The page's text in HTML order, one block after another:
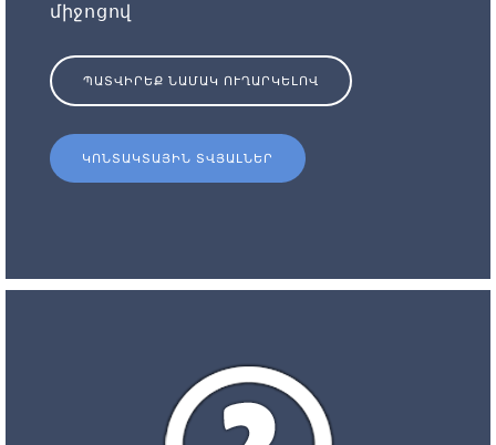
միջոցով
ՊԱՏՎԻՐԵՔ ՆԱՄԱԿ ՈՒՂԱՐԿԵԼՈՎ
ԿՈՆՏԱԿՏԱՅԻՆ ՏՎՅԱԼՆԵՐ